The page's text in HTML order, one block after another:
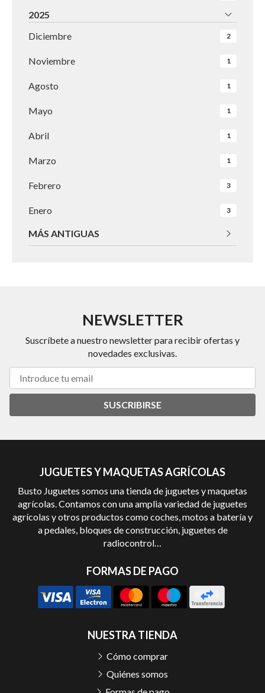
2025
Diciembre
2
Noviembre 1
Agosto 1
Mayo 1
Abril 1
Marzo 1
Febrero 3
Enero 3
MÁS ANTIGUAS
NEWSLETTER
Suscríbete a nuestro newsletter para recibir ofertas y
novedades exclusivas.
SUSCRIBIRSE
JUGUETES Y MAQUETAS AGRÍCOLAS
Busto Juguetes somos una tienda de juguetes y maquetas
agrícolas. Contamos con una amplia variedad de juguetes
agrícolas y otros productos como coches, motos a batería y
a pedales, bloques de construcción, juguetes de
radiocontrol…
FORMAS DE PAGO
NUESTRA TIENDA
Cómo comprar
Quiénes somos